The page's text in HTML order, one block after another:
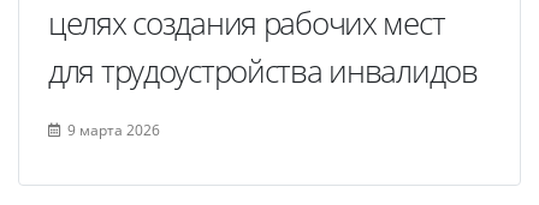
целях создания рабочих мест
для трудоустройства инвалидов
9 марта 2026